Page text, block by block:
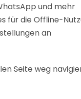
und mehr
für die Offline-
an
Seite weg